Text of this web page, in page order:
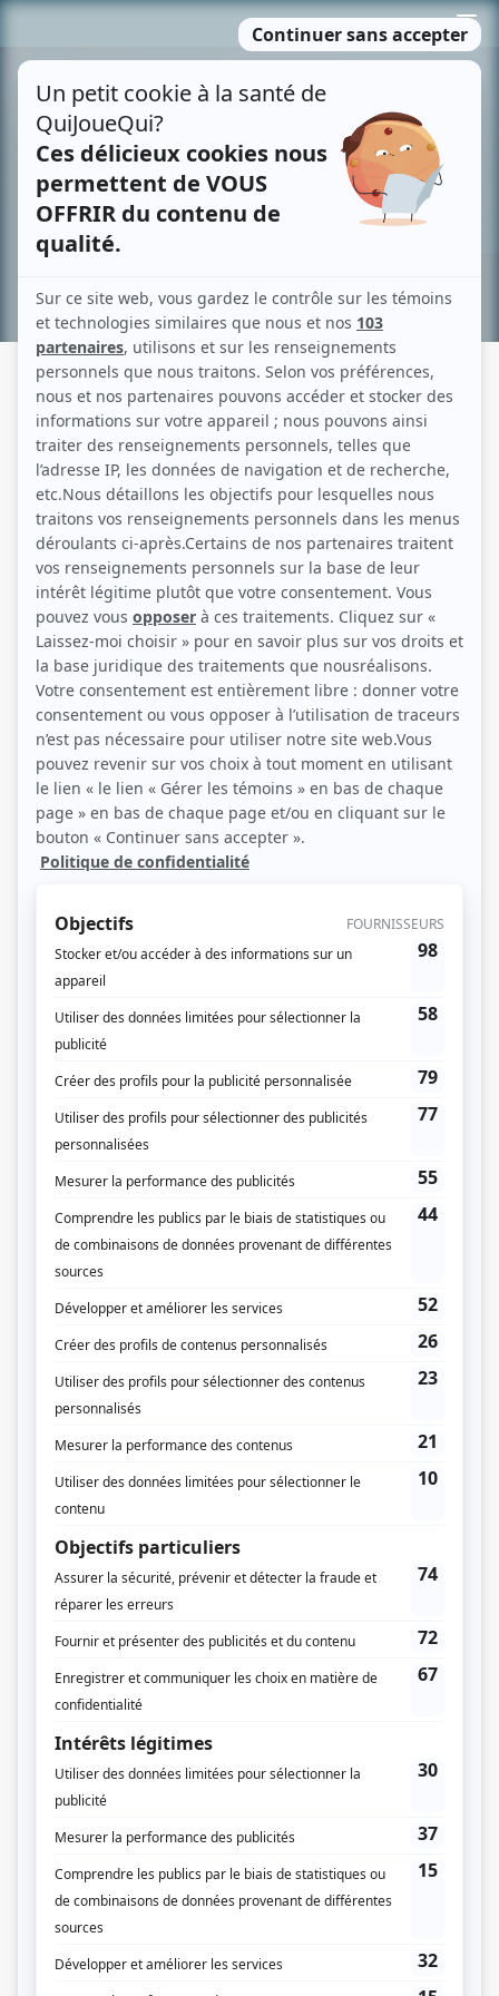
MENU
contenu
Recherche avancée »
MONTRÉAL, VILLE OUVERTE
Fiche détaillée Liste des épisodes
Michel Côté (Photo: Avanti Ciné Vidéo)
Description sommaire de l'histoire
Montréal, ville ouvertese situe dans le Montréal des années de guerre. La ville
hommes décidés à procéder au grand nettoyage: Pacifique Plante, ancien
directeur adjoint de la police en charge de la moralité, et Jean Drapeau, futur
maire de Montréal.
Liens
Fiche deMontréal, ville ouverte sur Showbizz.net
Genre
Alain Chartrand
Production
Jean Bissonnette
Jean-Claude Lespérance
Textes
Lise Payette
Luc Wiseman
Musique
Paul Baillargeon
Compagnie de production
Diffuseur(s)
Dates de diffusion
Du 16 janvier 1992 au 9 avril 1992
13 épisodes au total
Saison 1: Diffusée chaque jeudi à 20h00